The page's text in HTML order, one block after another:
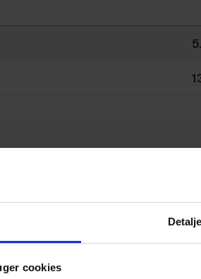
cookies
den 5. januar 2026